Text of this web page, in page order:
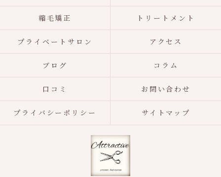
縮毛矯正 トリートメント
プライベートサロン アクセス
ブログ コラム
口コミ お問い合わせ
プライバシーポリシー サイトマップ